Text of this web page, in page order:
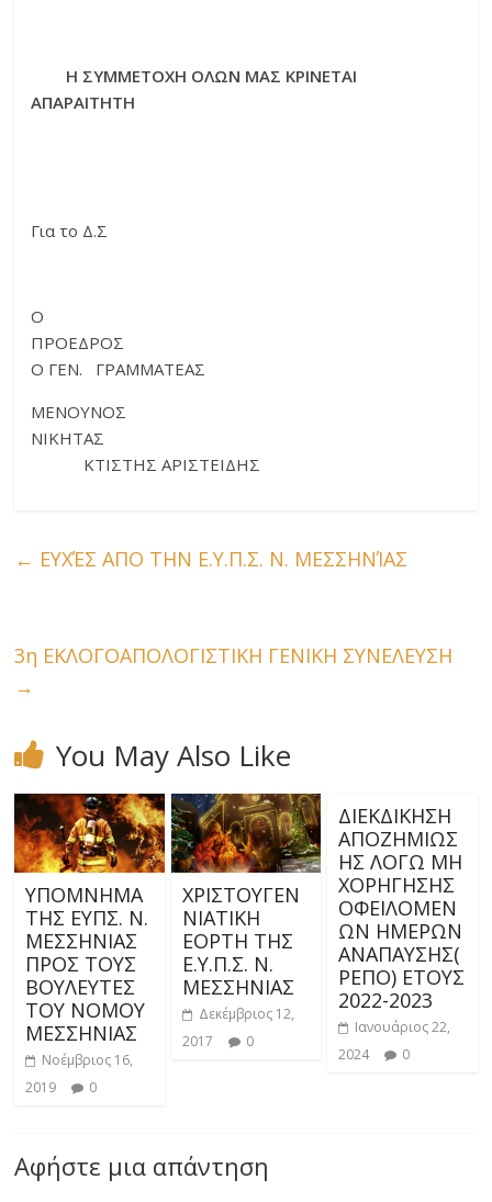
Η ΣΥΜΜΕΤΟΧΗ ΟΛΩΝ ΜΑΣ ΚΡΙΝΕΤΑΙ
ΑΠΑΡΑΙΤΗΤΗ
Για το Δ.Σ
Ο
ΠΡΟΕΔΡΟΣ
Ο ΓΕΝ. ΓΡΑΜΜΑΤΕΑΣ
ΜΕΝΟΥΝΟΣ
ΝΙΚΗΤΑΣ
ΚΤΙΣΤΗΣ ΑΡΙΣΤΕΙΔΗΣ
← ΕΥΧΈΣ ΑΠΟ ΤΗΝ Ε.Υ.Π.Σ. Ν. ΜΕΣΣΗΝΊΑΣ
3η ΕΚΛΟΓΟΑΠΟΛΟΓΙΣΤΙΚΗ ΓΕΝΙΚΗ ΣΥΝΕΛΕΥΣΗ
→
You May Also Like
ΥΠΟΜΝΗΜΑ
ΤΗΣ ΕΥΠΣ. Ν.
ΜΕΣΣΗΝΙΑΣ
ΠΡΟΣ ΤΟΥΣ
ΒΟΥΛΕΥΤΕΣ
ΤΟΥ ΝΟΜΟΥ
ΜΕΣΣΗΝΙΑΣ
Νοέμβριος 16,
2019
0
ΧΡΙΣΤΟΥΓΕΝ
ΝΙΑΤΙΚΗ
ΕΟΡΤΗ ΤΗΣ
Ε.Υ.Π.Σ. Ν.
ΜΕΣΣΗΝΙΑΣ
Δεκέμβριος 12,
2017
0
ΔΙΕΚΔΙΚΗΣΗ
ΑΠΟΖΗΜΙΩΣ
ΗΣ ΛΟΓΩ ΜΗ
ΧΟΡΗΓΗΣΗΣ
ΟΦΕΙΛΟΜΕΝ
ΩΝ ΗΜΕΡΩΝ
ΑΝΑΠΑΥΣΗΣ(
ΡΕΠΟ) ΕΤΟΥΣ
2022-2023
Ιανουάριος 22,
2024
0
Αφήστε μια απάντηση